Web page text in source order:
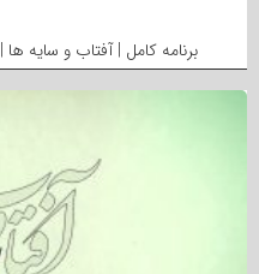
برنامه کامل | آفتاب و سایه ها | ۱۴۰۴.۱۰.۱۳ | استاد شهیدی فیاض